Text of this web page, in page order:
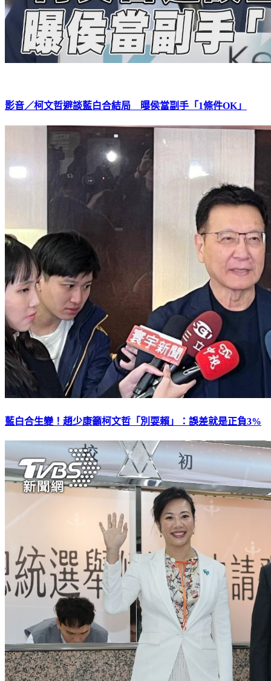
影音／柯文哲避談藍白合結局 曝侯當副手「1條件OK」
藍白合生變！趙少康籲柯文哲「別耍賴」：誤差就是正負3%